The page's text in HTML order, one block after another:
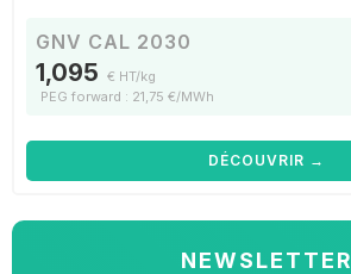
GNV CAL 2030
1,095 € HT/kg
PEG forward : 21,75 €/MWh
DÉCOUVRIR →
NEWSLETTER